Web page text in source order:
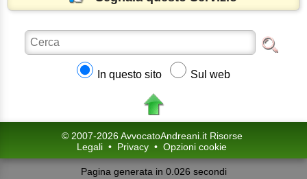
In questo sito Sul web
© 2007-2026 AvvocatoAndreani.it Risorse
Legali • Privacy • Opzioni cookie
Pagina generata in 0.026 secondi